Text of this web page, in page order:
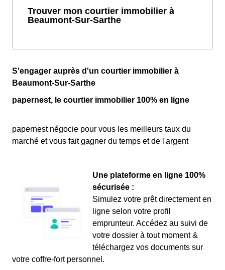
Trouver mon courtier immobilier à
Beaumont-Sur-Sarthe
S'engager auprès d'un courtier immobilier à
Beaumont-Sur-Sarthe
papernest, le courtier immobilier 100% en ligne
papernest négocie pour vous les meilleurs taux du
marché et vous fait gagner du temps et de l'argent
Une plateforme en ligne 100%
sécurisée :
Simulez votre prêt directement en
ligne selon votre profil
emprunteur. Accédez au suivi de
votre dossier à tout moment &
téléchargez vos documents sur
votre coffre-fort personnel.